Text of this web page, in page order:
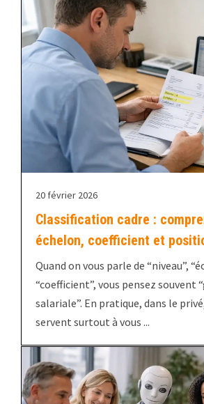
20 février 2026
Classification cadre :
échelon, coefficient et
Quand on vous parle de “niveau”,
“coefficient”, vous pensez souvent
salariale”. En pratique, dans le
servent surtout à vous ...